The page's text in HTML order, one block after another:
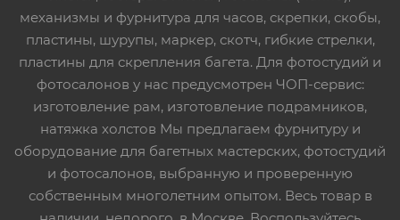
механизмы и фурнитура для часов, скрепки, скобы,
пластины, шурупы, маркер, скотч, гибкие стрелки,
пластины для скрепления багета. Для фотостудий и
фотосалонов у нас предусмотрен ЧОП-сервис:
изготовление рам, изготовление подрамников,
натяжка холстов Мы предлагаем фурнитуру и
оборудование для багетных мастерских, фотостудий
и фотосалонов, выбранную и проверенную
собственным многолетним опытом. Весь товар в